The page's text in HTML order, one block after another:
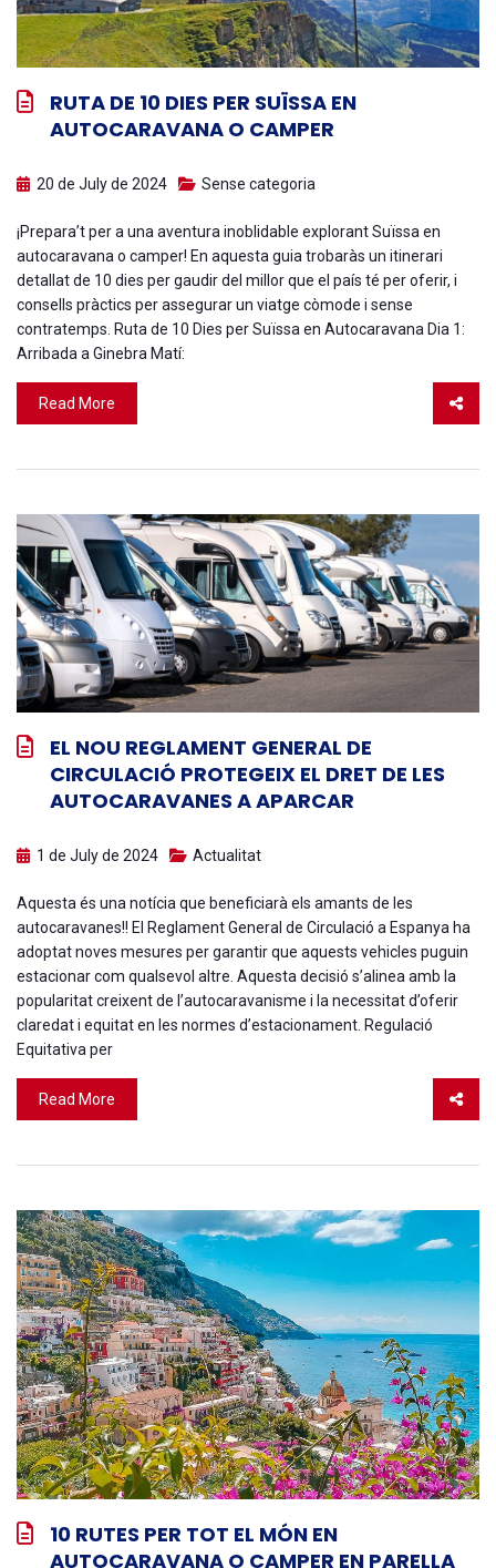
RUTA DE 10 DIES PER SUÏSSA EN
AUTOCARAVANA O CAMPER
20 de July de 2024 Sense categoria
¡Prepara’t per a una aventura inoblidable explorant Suïssa en
autocaravana o camper! En aquesta guia trobaràs un itinerari
detallat de 10 dies per gaudir del millor que el país té per oferir, i
consells pràctics per assegurar un viatge còmode i sense
contratemps. Ruta de 10 Dies per Suïssa en Autocaravana Dia 1:
Arribada a Ginebra Matí:
Read More
EL NOU REGLAMENT GENERAL DE
CIRCULACIÓ PROTEGEIX EL DRET DE LES
AUTOCARAVANES A APARCAR
1 de July de 2024 Actualitat
Aquesta és una notícia que beneficiarà els amants de les
autocaravanes!! El Reglament General de Circulació a Espanya ha
adoptat noves mesures per garantir que aquests vehicles puguin
estacionar com qualsevol altre. Aquesta decisió s’alinea amb la
popularitat creixent de l’autocaravanisme i la necessitat d’oferir
claredat i equitat en les normes d’estacionament. Regulació
Equitativa per
Read More
10 RUTES PER TOT EL MÓN EN
AUTOCARAVANA O CAMPER EN PARELLA